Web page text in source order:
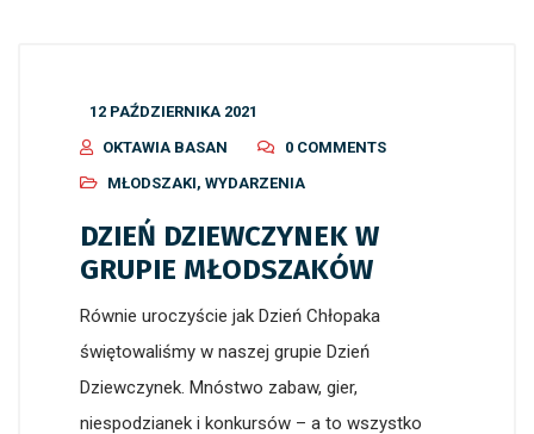
12 PAŹDZIERNIKA 2021
OKTAWIA BASAN
0 COMMENTS
MŁODSZAKI, WYDARZENIA
DZIEŃ DZIEWCZYNEK W
GRUPIE MŁODSZAKÓW
Równie uroczyście jak Dzień Chłopaka
świętowaliśmy w naszej grupie Dzień
Dziewczynek. Mnóstwo zabaw, gier,
niespodzianek i konkursów – a to wszystko